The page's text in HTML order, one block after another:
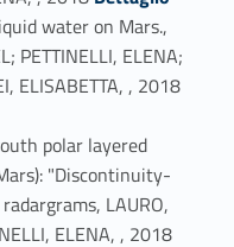
water on Mars.,
PETTINELLI, ELENA;
ELISABETTA, , 2018Link identifier #identifier_person_21833-29
polar layered
"Discontinuity-
LAURO,
ELENA, , 2018